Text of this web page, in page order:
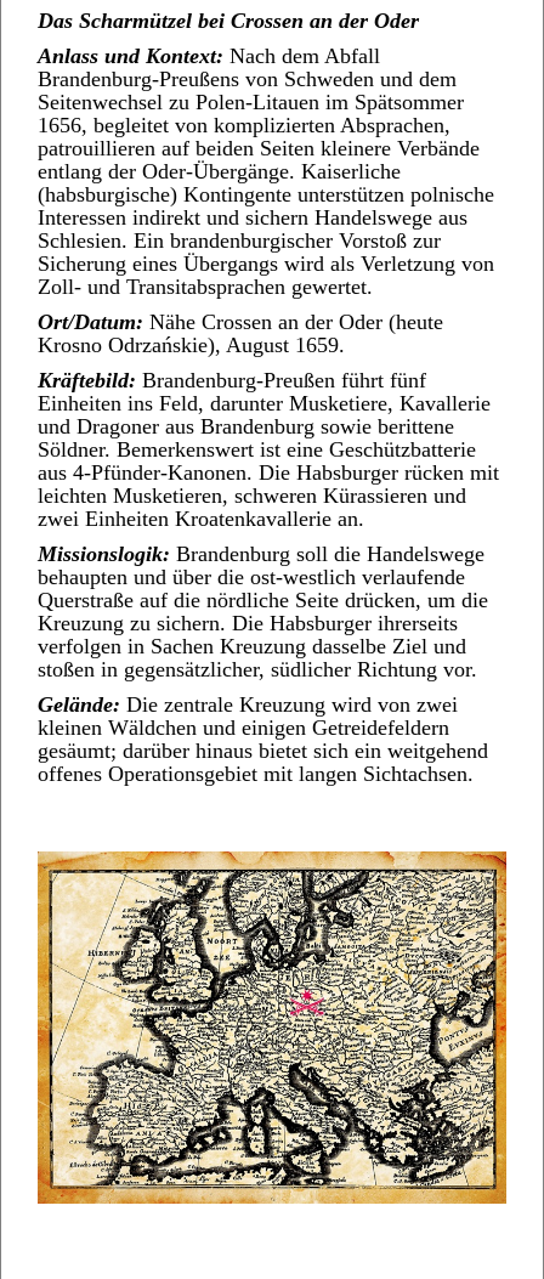
Das Scharmützel bei Crossen an der Oder
Anlass und Kontext: Nach dem Abfall
Brandenburg‑Preußens von Schweden und dem
Seitenwechsel zu Polen‑Litauen im Spätsommer
1656, begleitet von komplizierten Absprachen,
patrouillieren auf beiden Seiten kleinere Verbände
entlang der Oder‑Übergänge. Kaiserliche
(habsburgische) Kontingente unterstützen polnische
Interessen indirekt und sichern Handelswege aus
Schlesien. Ein brandenburgischer Vorstoß zur
Sicherung eines Übergangs wird als Verletzung von
Zoll‑ und Transitabsprachen gewertet.
Ort/Datum: Nähe Crossen an der Oder (heute
Krosno Odrzańskie), August 1659.
Kräftebild: Brandenburg‑Preußen führt fünf
Einheiten ins Feld, darunter Musketiere, Kavallerie
und Dragoner aus Brandenburg sowie berittene
Söldner. Bemerkenswert ist eine Geschützbatterie
aus 4‑Pfünder‑Kanonen. Die Habsburger rücken mit
leichten Musketieren, schweren Kürassieren und
zwei Einheiten Kroatenkavallerie an.
Missionslogik: Brandenburg soll die Handelswege
behaupten und über die ost‑westlich verlaufende
Querstraße auf die nördliche Seite drücken, um die
Kreuzung zu sichern. Die Habsburger ihrerseits
verfolgen in Sachen Kreuzung dasselbe Ziel und
stoßen in gegensätzlicher, südlicher Richtung vor.
Gelände: Die zentrale Kreuzung wird von zwei
kleinen Wäldchen und einigen Getreidefeldern
gesäumt; darüber hinaus bietet sich ein weitgehend
offenes Operationsgebiet mit langen Sichtachsen.